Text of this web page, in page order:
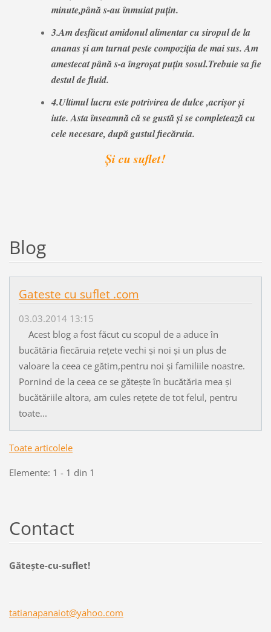
minute,până s-au înmuiat puţin.
3.Am desfăcut amidonul alimentar cu siropul de la
ananas şi am turnat peste compoziţia de mai sus. Am
amestecat până s-a îngroşat puţin sosul.Trebuie sa fie
destul de fluid.
4.Ultimul lucru este potrivirea de dulce ,acrişor şi
iute. Asta înseamnă că se gustă şi se completează cu
cele necesare, după gustul fiecăruia.
Şi cu suflet!
Blog
Gateste cu suflet .com
03.03.2014 13:15
Acest blog a fost făcut cu scopul de a aduce în
bucătăria fiecăruia rețete vechi și noi și un plus de
valoare la ceea ce gătim,pentru noi și familiile noastre.
Pornind de la ceea ce se gătește în bucătăria mea și
bucătăriile altora, am cules rețete de tot felul, pentru
toate...
Toate articolele
Elemente: 1 - 1 din 1
Contact
Găteşte-cu-suflet!
tatianapanaiot@yahoo.com